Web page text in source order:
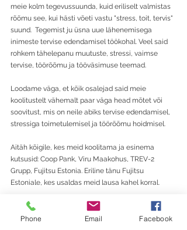
meie kolm tegevussuunda, kuid eriliselt valmistas
rõõmu see, kui hästi võeti vastu "stress, toit, tervis"
suund.  Tegemist ju üsna uue lähenemisega
inimeste tervise edendamisel töökohal. Veel said
rohkem tähelepanu muutuste, stressi, vaimse
tervise, töörõõmu ja tööväsimuse teemad.
Loodame väga, et kõik osalejad said meie
koolitustelt vähemalt paar väga head mõtet või
soovitust, mis on neile abiks tervise edendamisel,
stressiga toimetulemisel ja töörõõmu hoidmisel.
Aitäh kõigile, kes meid koolitama ja esinema
kutsusid: Coop Pank, Viru Maakohus, TREV-2
Grupp, Fujitsu Estonia. Eriline tänu Fujitsu
Estoniale, kes usaldas meid lausa kahel korral.
Mida ootame ja soovime uuelt aastalt?
Eks ikka head tervist, palju toredaid
Phone Email Facebook